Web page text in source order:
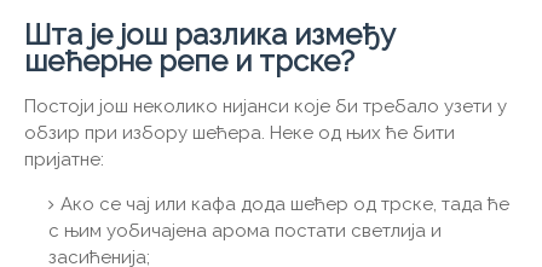
Шта је још разлика између
шећерне репе и трске?
Постоји још неколико нијанси које би требало узети у
обзир при избору шећера. Неке од њих ће бити
пријатне:
Ако се чај или кафа дода шећер од трске, тада ће
с њим уобичајена арома постати светлија и
засићенија;